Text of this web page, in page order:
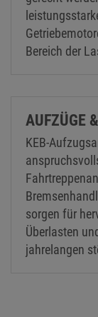
Bereich der
AUFZÜGE
KEB-
sorgen für
Überlasten
jahrelangen